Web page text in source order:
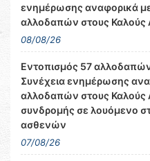
ενημέρωσης αναφορικά
αλλοδαπών στους Καλούς
08/08/26
Εντοπισμός 57
Συνέχεια ενημέρωσης
αλλοδαπών στους Καλούς
συνδρομής σε λουόμενο
ασθενών
07/08/26